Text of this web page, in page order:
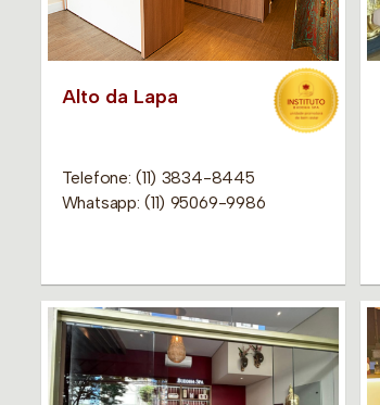
Alto da Lapa
Telefone: (11) 3834-8445
Whatsapp: (11) 95069-9986